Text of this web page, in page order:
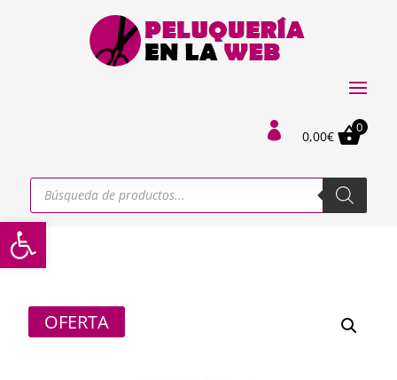
Abrir barra de herramientas
 0,00€
0
Búsqueda
productos
OFERTA